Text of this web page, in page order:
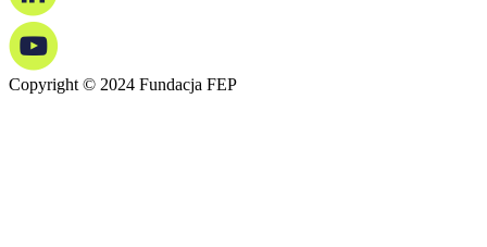
Copyright © 2024 Fundacja FEP